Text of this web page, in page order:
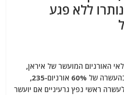
b
k
ללא פגע
האורניום המועשר של איראן,
המוערך בכ-400 קילוגרם בהעשרה של 60% אורניום-235,
ראשי נפץ גרעיניים אם יועשר